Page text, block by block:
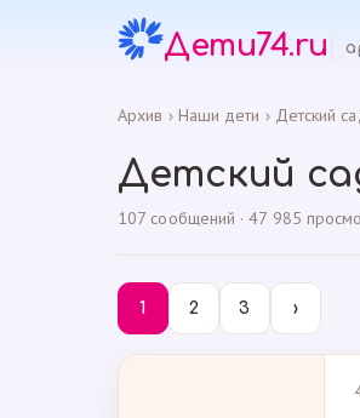
Дети74.ru
Архив › Наши дети › Детский
Детский
107 сообщений · 47 985
1 2 3 ›